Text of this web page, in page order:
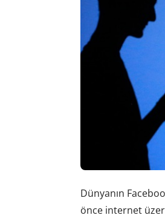
Dünyanın
önce internet